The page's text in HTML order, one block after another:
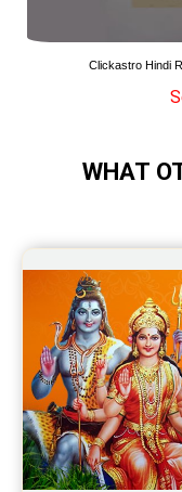
Wealth
Yearly
Monthly
Saturn Transit
Rahu Ketu
Jupiter Transit
Free Horoscope
Free Horoscope
Free Personal
Free Career
Clickastro Hindi
WHAT